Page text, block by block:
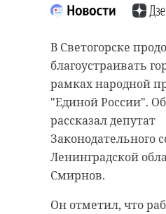
В Светогорске
благоустраивать
рамках народной
"Единой России".
рассказал депутат
Законодательного
Ленинградской
Смирнов.
Он отметил, что